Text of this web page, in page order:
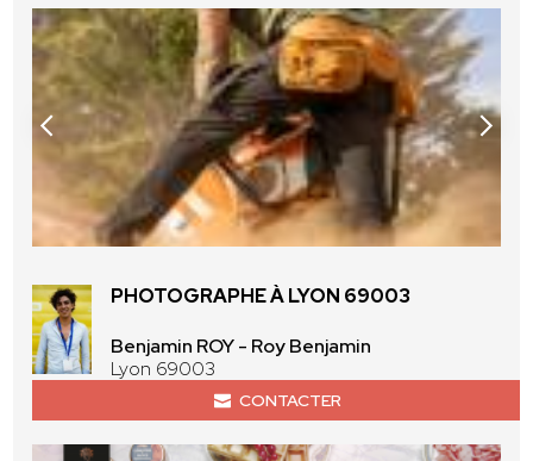
PHOTOGRAPHE À LYON 69003
Benjamin ROY - Roy Benjamin
Lyon 69003
CONTACTER